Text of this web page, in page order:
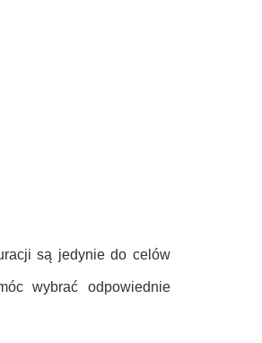
są jedynie do celów
wybrać odpowiednie